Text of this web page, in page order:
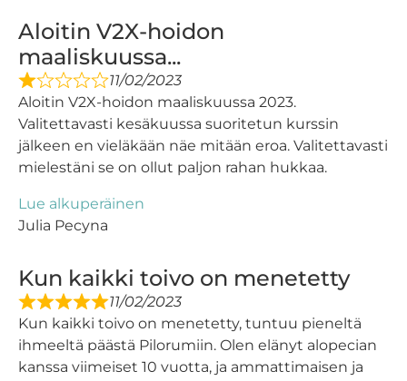
Aloitin V2X-hoidon
maaliskuussa...
11/02/2023
Aloitin V2X-hoidon maaliskuussa 2023.
Valitettavasti kesäkuussa suoritetun kurssin
jälkeen en vieläkään näe mitään eroa. Valitettavasti
mielestäni se on ollut paljon rahan hukkaa.
Lue alkuperäinen
Julia Pecyna
Kun kaikki toivo on menetetty
11/02/2023
Kun kaikki toivo on menetetty, tuntuu pieneltä
ihmeeltä päästä Pilorumiin. Olen elänyt alopecian
kanssa viimeiset 10 vuotta, ja ammattimaisen ja